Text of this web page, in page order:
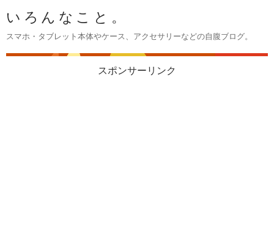
いろんなこと。
スマホ・タブレット本体やケース、アクセサリーなどの自腹ブログ。
スポンサーリンク